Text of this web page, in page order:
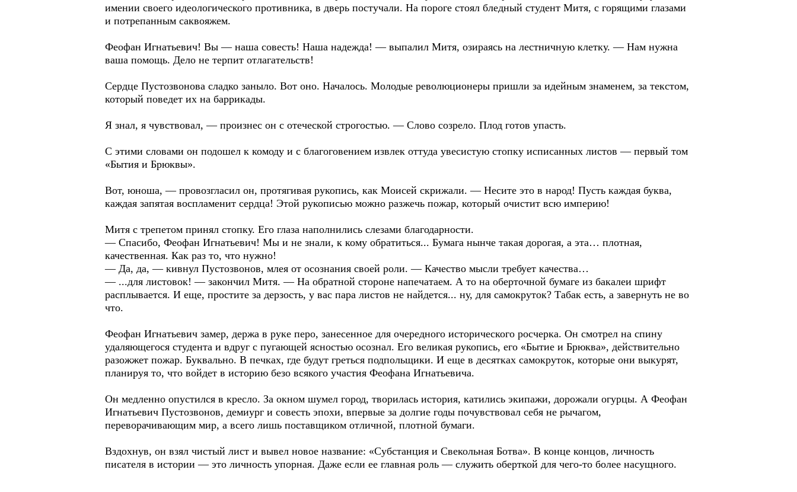
имении своего идеологического противника, в дверь постучали. На пороге стоял бледный студент Митя, с горящими глазами
и потрепанным саквояжем.
Феофан Игнатьевич! Вы — наша совесть! Наша надежда! — выпалил Митя, озираясь на лестничную клетку. — Нам нужна
ваша помощь. Дело не терпит отлагательств!
Сердце Пустозвонова сладко заныло. Вот оно. Началось. Молодые революционеры пришли за идейным знаменем, за текстом,
который поведет их на баррикады.
Я знал, я чувствовал, — произнес он с отеческой строгостью. — Слово созрело. Плод готов упасть.
С этими словами он подошел к комоду и с благоговением извлек оттуда увесистую стопку исписанных листов — первый том
«Бытия и Брюквы».
Вот, юноша, — провозгласил он, протягивая рукопись, как Моисей скрижали. — Несите это в народ! Пусть каждая буква,
каждая запятая воспламенит сердца! Этой рукописью можно разжечь пожар, который очистит всю империю!
Митя с трепетом принял стопку. Его глаза наполнились слезами благодарности.
— Спасибо, Феофан Игнатьевич! Мы и не знали, к кому обратиться... Бумага нынче такая дорогая, а эта… плотная,
качественная. Как раз то, что нужно!
— Да, да, — кивнул Пустозвонов, млея от осознания своей роли. — Качество мысли требует качества…
— ...для листовок! — закончил Митя. — На обратной стороне напечатаем. А то на оберточной бумаге из бакалеи шрифт
расплывается. И еще, простите за дерзость, у вас пара листов не найдется... ну, для самокруток? Табак есть, а завернуть не во
что.
Феофан Игнатьевич замер, держа в руке перо, занесенное для очередного исторического росчерка. Он смотрел на спину
удаляющегося студента и вдруг с пугающей ясностью осознал. Его великая рукопись, его «Бытие и Брюква», действительно
разожжет пожар. Буквально. В печках, где будут греться подпольщики. И еще в десятках самокруток, которые они выкурят,
планируя то, что войдет в историю безо всякого участия Феофана Игнатьевича.
Он медленно опустился в кресло. За окном шумел город, творилась история, катились экипажи, дорожали огурцы. А Феофан
Игнатьевич Пустозвонов, демиург и совесть эпохи, впервые за долгие годы почувствовал себя не рычагом,
переворачивающим мир, а всего лишь поставщиком отличной, плотной бумаги.
Вздохнув, он взял чистый лист и вывел новое название: «Субстанция и Свекольная Ботва». В конце концов, личность
писателя в истории — это личность упорная. Даже если ее главная роль — служить оберткой для чего-то более насущного.